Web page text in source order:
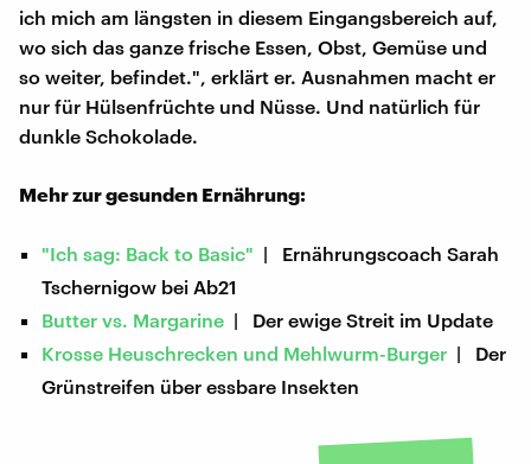
ich mich am längsten in diesem Eingangsbereich auf,
wo sich das ganze frische Essen, Obst, Gemüse und
so weiter, befindet.", erklärt er. Ausnahmen macht er
nur für Hülsenfrüchte und Nüsse. Und natürlich für
dunkle Schokolade.
Mehr zur gesunden Ernährung:
"Ich sag: Back to Basic" | Ernährungscoach Sarah
Tschernigow bei Ab21
Butter vs. Margarine | Der ewige Streit im Update
Krosse Heuschrecken und Mehlwurm-Burger | Der
Grünstreifen über essbare Insekten